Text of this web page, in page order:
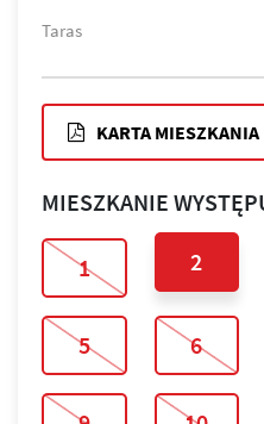
Taras
KARTA MIESZKANIA
MIESZKANIE
1 2
5 6